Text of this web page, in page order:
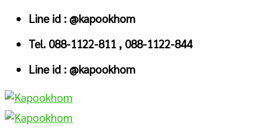
Skip
content
Line id : @kapookhom
Tel. 088-1122-811 , 088-1122-844
Line id : @kapookhom